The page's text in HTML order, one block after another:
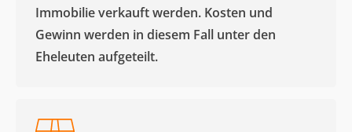
Immobilie verkauft werden. Kosten und
Gewinn werden in diesem Fall unter den
Eheleuten aufgeteilt.​